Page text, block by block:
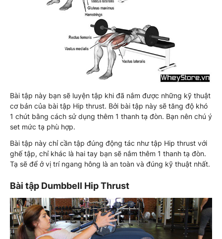
Bài tập này bạn sẽ luyện tập khi đã nắm được những kỹ thuật
cơ bản của bài tập Hip thrust. Bởi bài tập này sẽ tăng độ khó
1 chút bằng cách sử dụng thêm 1 thanh tạ đòn. Bạn nên chú ý
set mức tạ phù hợp.
Bài tập này chỉ cần tập đúng động tác như tập Hip thrust với
ghế tập, chỉ khác là hai tay bạn sẽ nắm thêm 1 thanh tạ đòn.
Tạ sẽ để ở vị trí ngang hông là an toàn và đúng kỹ thuật nhất.
Bài tập Dumbbell Hip Thrust